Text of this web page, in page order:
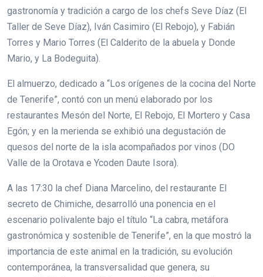
gastronomía y tradición a cargo de los chefs Seve Díaz (El
Taller de Seve Díaz), Iván Casimiro (El Rebojo), y Fabián
Torres y Mario Torres (El Calderito de la abuela y Donde
Mario, y La Bodeguita).
El almuerzo, dedicado a “Los orígenes de la cocina del Norte
de Tenerife”, contó con un menú elaborado por los
restaurantes Mesón del Norte, El Rebojo, El Mortero y Casa
Egón; y en la merienda se exhibió una degustación de
quesos del norte de la isla acompañados por vinos (DO
Valle de la Orotava e Ycoden Daute Isora).
A las 17:30 la chef Diana Marcelino, del restaurante El
secreto de Chimiche, desarrolló una ponencia en el
escenario polivalente bajo el título “La cabra, metáfora
gastronómica y sostenible de Tenerife”, en la que mostró la
importancia de este animal en la tradición, su evolución
contemporánea, la transversalidad que genera, su